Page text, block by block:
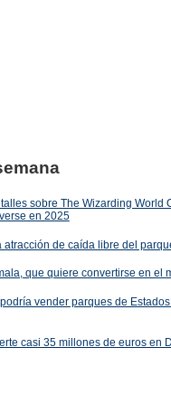
sobre The Wizarding World
en 2025
de caída libre del
que quiere convertirse en el
vender parques de
casi 35 millones de euros en